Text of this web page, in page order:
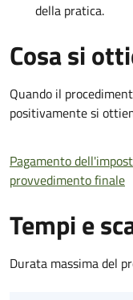
della pratica.
Cosa si
Quando il
positivamente si
Pagamento
provvedimento finale
Tempi e
Durata massima del